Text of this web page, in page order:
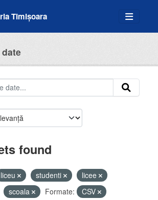
Timișoara
found
liceu studenti
licee
scoala Formate:
CSV